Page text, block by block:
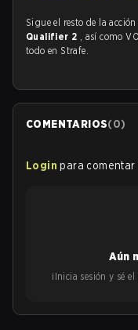
Sigue el resto de la acción
Qualifier 2 , así como
todo en Strafe.
COMENTARIOS(0)
Login para
Aún
¡Inicia sesión y sé